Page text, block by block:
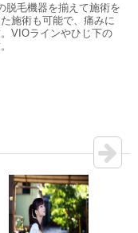
脱毛機器を揃えて施術を
施術も可能で、痛みに
VIOラインやひじ下の